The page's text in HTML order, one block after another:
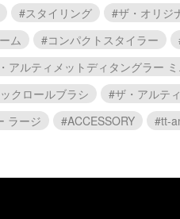
#スタイリング
#ザ・オリジ
ム #コンパクトスタイラー
アルティメットディタングラー
クロールブラシ
#ザ・アルテ
ラージ #ACCESSORY #tt-